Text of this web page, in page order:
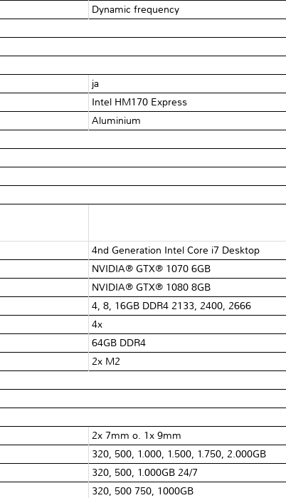
Dynamic frequency
ja
Intel HM170 Express
Aluminium
4nd Generation Intel Core i7 Desktop
NVIDIA® GTX® 1070 6GB
NVIDIA® GTX® 1080 8GB
4, 8, 16GB DDR4 2133, 2400, 2666
4x
64GB DDR4
2x M2
2x 7mm o. 1x 9mm
320, 500, 1.000, 1.500, 1.750, 2.000GB
320, 500, 1.000GB 24/7
320, 500 750, 1000GB